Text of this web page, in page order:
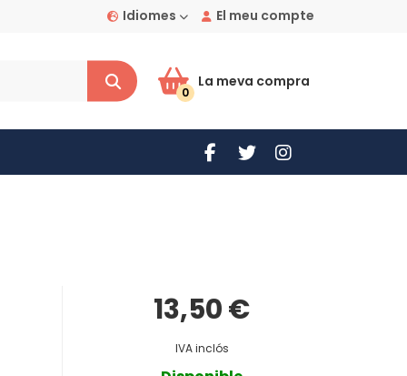
El meu compte
Idiomes
La meva compra
0
13,50 €
IVA inclós